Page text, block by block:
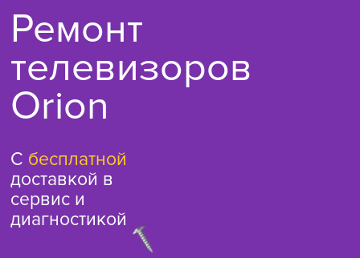
Ремонт
телевизоров
Orion
С бесплатной
доставкой в
сервис и
диагностикой